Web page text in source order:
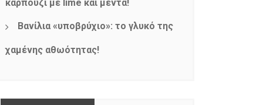
καρπούζι με lime και μέντα!
Βανίλια «υποβρύχιο»: το γλυκό της
χαμένης αθωότητας!